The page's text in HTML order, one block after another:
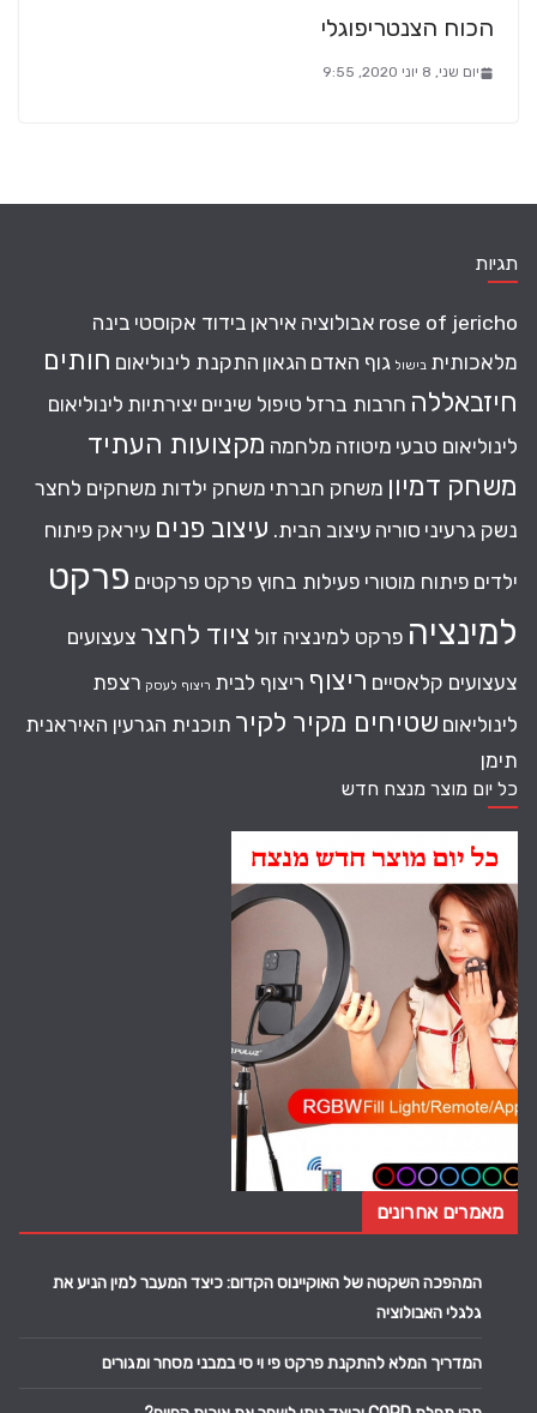
הכוח הצנטריפוגלי
יום שני, 8 יוני 2020, 9:55
תגיות
rose of jericho אבולוציה איראן בידוד אקוסטי בינה
מלאכותית בישול גוף האדם הגאון התקנת לינוליאום חותים
חיזבאללה חרבות ברזל טיפול שיניים יצירתיות לינוליאום
לינוליאום טבעי מיטוזה מלחמה מקצועות העתיד
משחק דמיון משחק חברתי משחק ילדות משחקים לחצר
נשק גרעיני סוריה עיצוב הבית. עיצוב פנים עיראק פיתוח
ילדים פיתוח מוטורי פעילות בחוץ פרקט פרקטים פרקט
למינציה פרקט למינציה זול ציוד לחצר צעצועים
צעצועים קלאסיים ריצוף ריצוף לבית ריצוף לעסק רצפת
לינוליאום שטיחים מקיר לקיר תוכנית הגרעין האיראנית
תימן
כל יום מוצר מנצח חדש
מאמרים אחרונים
המהפכה השקטה של האוקיינוס הקדום: כיצד המעבר למין הניע את
גלגלי האבולוציה
המדריך המלא להתקנת פרקט פי וי סי במבני מסחר ומגורים